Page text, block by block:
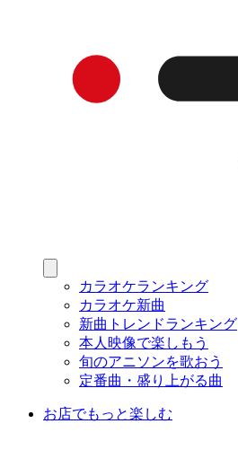
カラオケランキング
カラオケ新曲
新曲トレンドランキング
本人映像で楽しもう
旬のアニソンを歌おう
定番曲・盛り上がる曲
お店でもっと楽しむ